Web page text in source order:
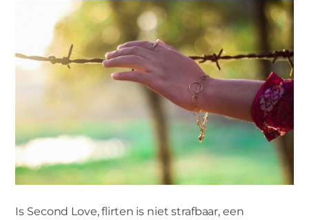
Is Second Love, flirten is niet strafbaar, een